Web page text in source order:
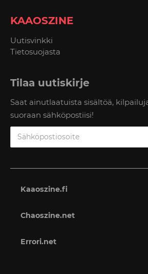
KAAOSZINE
Uutisvinkki
Tietosuojasta
Tilaa uutiskirje
Saat ainutlaatuista sisältöä,
suoraan sähköpostiisi!
Kaaoszine.fi
Chaoszine.net
Errori.net